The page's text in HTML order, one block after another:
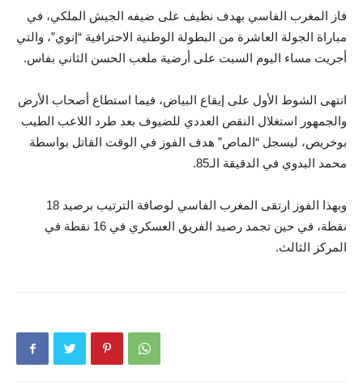
فاز المغرب الفاسي بهدف نظيف على ضيفه الجيش الملكي، في
مباراة الجولة العاشرة من البطولة الوطنية الاحترافية “إنوي”، والتي
أجريت مساء اليوم السبت على أرضية ملعب الحسن الثاني بفاس.
انتهى الشوط الأول على إيقاع البياض، فيما استطاع أصحاب الأرض
والجمهور استغلال النقص العددي للضيوف بعد طرد اللاعب الطيب
بوخريص، ليسجل “الماص” هدف الفوز في الوقت القاتل بواسطة
محمد البدوي في الدقيقة الـ85.
وبهذا الفوز ارتقى المغرب الفاسي لوصافة الترتيب برصيد 18
نقطة، في حين تجمد رصيد الفريق العسكري في 16 نقطة في
المركز الثالث.